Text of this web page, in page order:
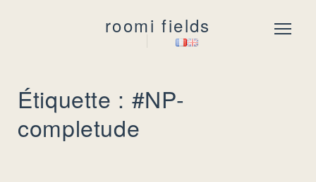
roomi fields Menu
Étiquette : #NP-
completude